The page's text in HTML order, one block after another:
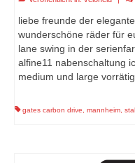
liebe freunde der
wunderschöne räder für
lane swing in der
alfine11 nabenschaltung
medium und large
gates carbon drive, mannheim,